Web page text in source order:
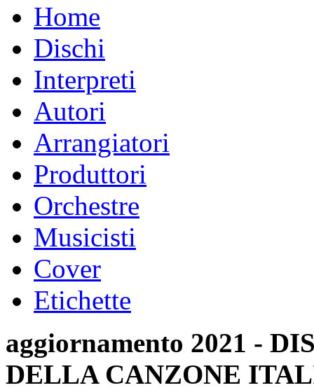
Home
Dischi
Interpreti
Autori
Arrangiatori
Produttori
Orchestre
Musicisti
Cover
Etichette
aggiornamento 2021 -
DELLA CANZONE